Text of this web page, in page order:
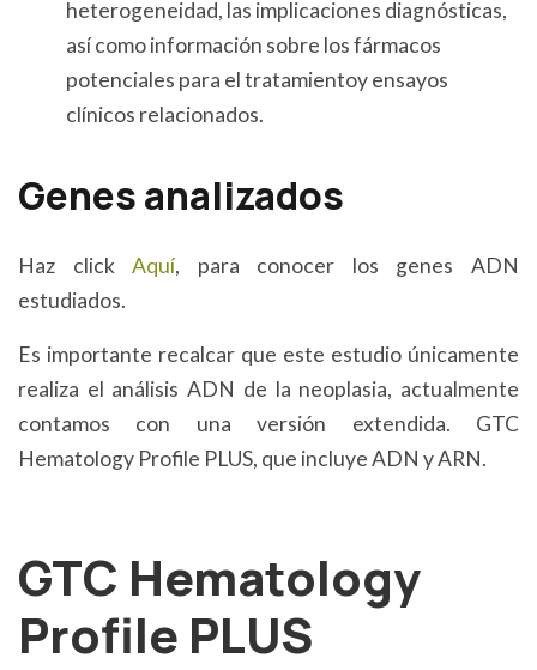
heterogeneidad, las implicaciones diagnósticas,
así como información sobre los fármacos
potenciales para el tratamientoy ensayos
clínicos relacionados.
Genes analizados
Haz clickAquí, para conocer los genes ADN
estudiados.
Es importante recalcar que este estudio únicamente
realiza el análisis ADN de la neoplasia, actualmente
contamos con una versión extendida. GTC
Hematology Profile PLUS, que incluye ADN y ARN.
GTC Hematology
Profile PLUS